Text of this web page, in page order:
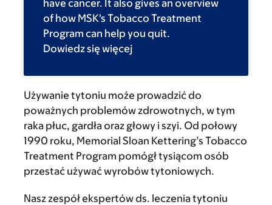
have cancer. It also gives an overview
of how MSK's Tobacco Treatment
Program can help you quit.
Dowiedz się więcej
Używanie tytoniu może prowadzić do
poważnych problemów zdrowotnych, w tym
raka płuc, gardła oraz głowy i szyi. Od połowy
1990 roku, Memorial Sloan Kettering’s Tobacco
Treatment Program pomógł tysiącom osób
przestać używać wyrobów tytoniowych.
Nasz zespół ekspertów ds. leczenia tytoniu